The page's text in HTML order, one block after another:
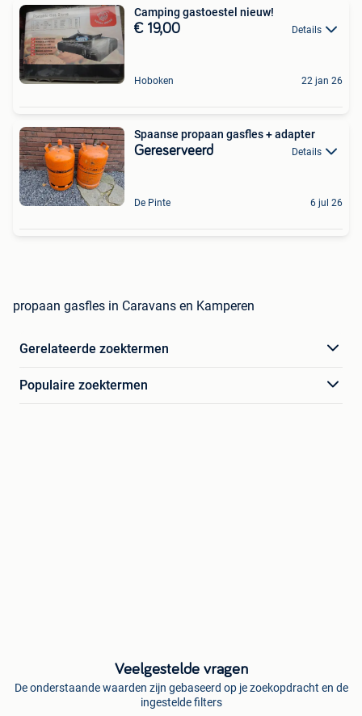
Camping gastoestel nieuw!
€ 19,00 Details
Hoboken 22 jan 26
Spaanse propaan gasfles + adapter
Gereserveerd Details
De Pinte 6 jul 26
propaan gasfles in Caravans en Kamperen
Gerelateerde zoektermen
Populaire zoektermen
Veelgestelde vragen
De onderstaande waarden zijn gebaseerd op je zoekopdracht en de
ingestelde filters